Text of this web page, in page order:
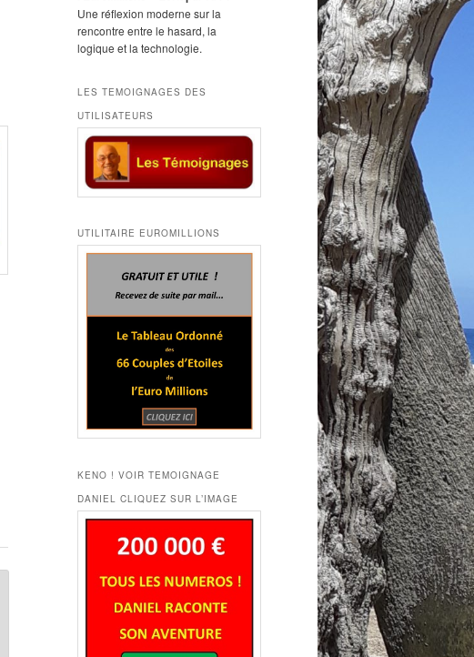
Une réflexion moderne sur la
rencontre entre le hasard, la
logique et la technologie.
LES TEMOIGNAGES DES
UTILISATEURS
UTILITAIRE EUROMILLIONS
KENO ! VOIR TEMOIGNAGE
DANIEL CLIQUEZ SUR L’IMAGE